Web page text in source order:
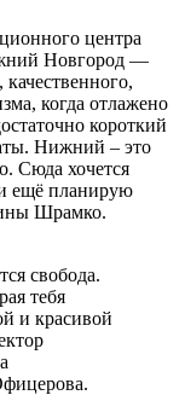
центра
Новгород —
когда отлажено
короткий
Нижний – это
Сюда хочется
ещё планирую
Шрамко.
свобода.
тебя
и красивой